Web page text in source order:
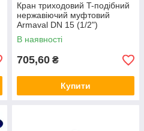
Кран триходовий T-подібний
нержавіючий муфтовий
Armaval DN 15 (1/2")
В наявності
705,60 ₴
Купити